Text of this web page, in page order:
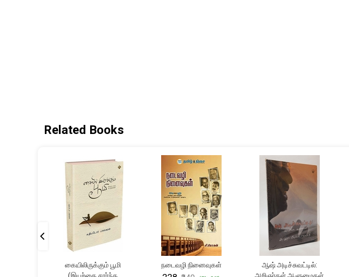
Related Books
கையிலிருக்கும் பூமி
(இயற்கை சார்ந்த
நடைவழி நினைவுகள்
ஆஷ் அடிச்சுவட்டில்:
அறிஞர்கள் ஆளுமைகள்